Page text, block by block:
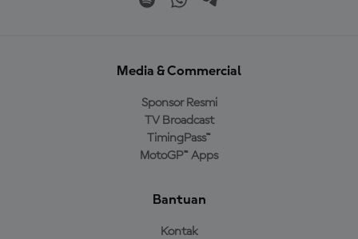
Media & Commercial
Sponsor Resmi
TV Broadcast
TimingPass™
MotoGP™ Apps
Bantuan
Kontak